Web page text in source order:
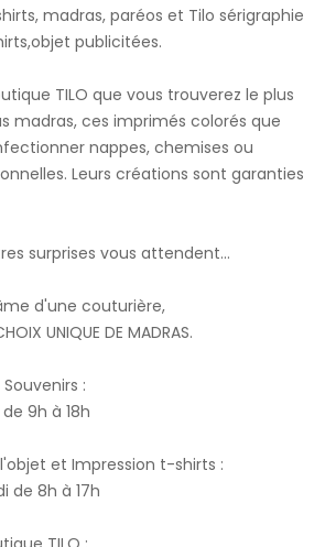
madras, paréos et Tilo sérigraphie
publicitées.
TILO que vous trouverez le plus
madras, ces imprimés colorés que
nappes, chemises ou
Leurs créations sont garanties
surprises vous attendent...
d'une couturière,
UNIQUE DE MADRAS.
:
9h à 18h
et Impression t-shirts :
de 8h à 17h